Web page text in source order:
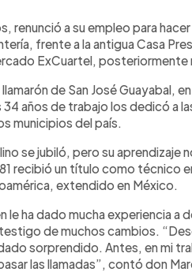
renunció a su empleo para
frente a la antigua Casa
ExCuartel, posteriormente
de San José Guayabal,
años de trabajo los dedicó a
municipios del país.
se jubiló, pero su aprendizaje
recibió un título como técnico
extendido en México.
le ha dado mucha experiencia a
de muchos cambios.
sorprendido. Antes, en mi
las llamadas”, contó don